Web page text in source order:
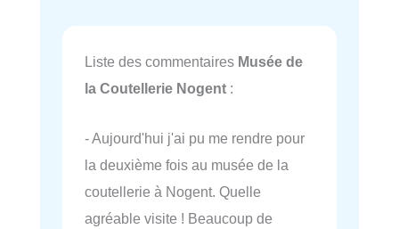
Liste des commentaires Musée de
la Coutellerie Nogent :
- Aujourd'hui j'ai pu me rendre pour
la deuxième fois au musée de la
coutellerie à Nogent. Quelle
agréable visite ! Beaucoup de